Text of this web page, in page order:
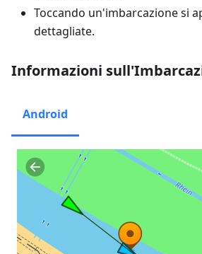
Toccando un'imbarcazione si
dettagliate.
Informazioni
Android